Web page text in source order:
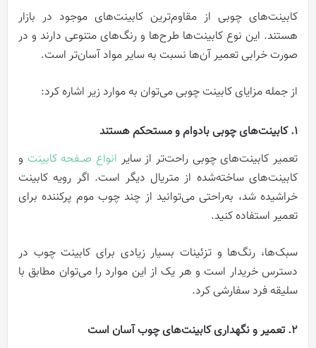
کابینت‌های چوبی از مقاوم‌ترین کابینت‌های موجود در بازار
هستند. این نوع کابینت‌ها طرح‌ها و رنگ‌های متنوعی دارند و در
صورت خرابی تعمیر آن‌ها نسبت به سایر مواد آسان‌تر است.
از جمله مزایای کابینت چوبی می‌توان به موارد زیر اشاره کرد:
1. کابینت‌های چوبی بادوام و مستحکم هستند
تعمیر کابینت‌های چوبی راحت‌تر از سایر انواع صــفحه کابینت و
کابینت‌های ساخته‌شده از متریال دیگر است. اگر رویه کابینت
خراشیده شد، به‌راحتی می‌توانید از چند چوب موم پرکننده برای
تعمیر استفاده کنید.
سبک‌ها، رنگ‌ها و تزئینات بسیار زیادی برای کابینت چوب در
دسترس خریدار است و هر یک از این موارد را می‌توان مطابق با
سلیقه فرد سفارشی کرد.
2. تعمیر و نگهداری کابینت‌های چوب آسان است